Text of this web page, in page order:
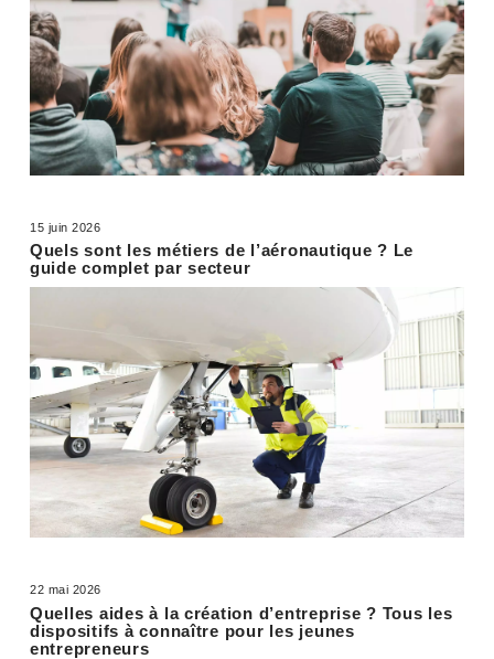
15 juin 2026
Quels sont les métiers de l’aéronautique ? Le
guide complet par secteur
22 mai 2026
Quelles aides à la création d’entreprise ? Tous les
dispositifs à connaître pour les jeunes
entrepreneurs